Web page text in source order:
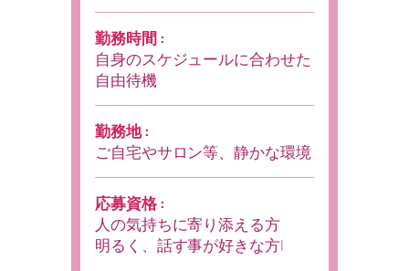
勤務時間 :
自身のスケジュールに合わせた
自由待機
勤務地 :
ご自宅やサロン等、静かな環境
応募資格 :
人の気持ちに寄り添える方
明るく、話す事が好きな方